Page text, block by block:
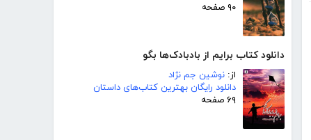
۹۰ صفحه
دانلود کتاب برایم از بادبادک‌ها بگو
از: نوشین جم نژاد
دانلود رایگان بهترین کتاب‌های داستان
۶۹ صفحه